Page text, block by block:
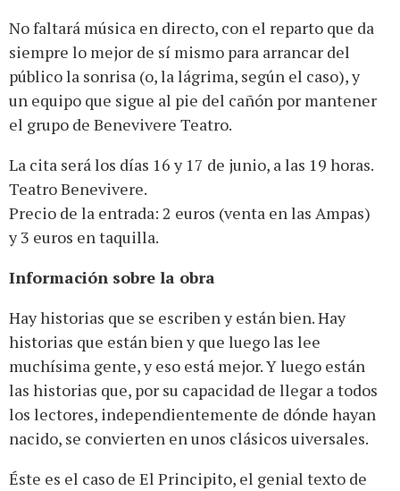
No faltará música en directo, con el reparto que da
siempre lo mejor de sí mismo para arrancar del
público la sonrisa (o, la lágrima, según el caso), y
un equipo que sigue al pie del cañón por mantener
el grupo de Benevivere Teatro.
La cita será los días 16 y 17 de junio, a las 19 horas.
Teatro Benevivere.
Precio de la entrada: 2 euros (venta en las Ampas)
y 3 euros en taquilla.
Información sobre la obra
Hay historias que se escriben y están bien. Hay
historias que están bien y que luego las lee
muchísima gente, y eso está mejor. Y luego están
las historias que, por su capacidad de llegar a todos
los lectores, independientemente de dónde hayan
nacido, se convierten en unos clásicos uiversales.
Éste es el caso de El Principito, el genial texto de